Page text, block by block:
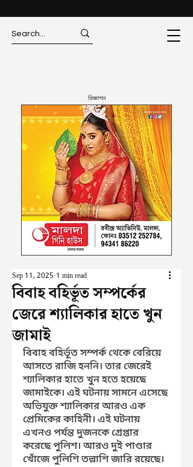
বিজ্ঞাপন
বিবাহ বহির্ভূত সম্পর্কের
জেরে শ্যালিকার হাতে খুন
জামাই
Sep 11, 2025 1 min read
বিবাহ বহির্ভূত সম্পর্ক থেকে বেরিয়ে
আসতে রাজি হননি। তার জেরেই
শ্যালিকার হাতে খুন হতে হয়েছে
জামাইকে। এই ঘটনায় সামনে এসেছে
অভিযুক্ত শ্যালিকার আরও এক
প্রেমিকের কাহিনী। এই ঘটনায়
এখনও পর্যন্ত দুজনকে গ্রেপ্তার
করেছে পুলিশ। আরও দুই পাণ্ডার
খোঁজে পুলিশি তল্লাশি জারি রয়েছে।